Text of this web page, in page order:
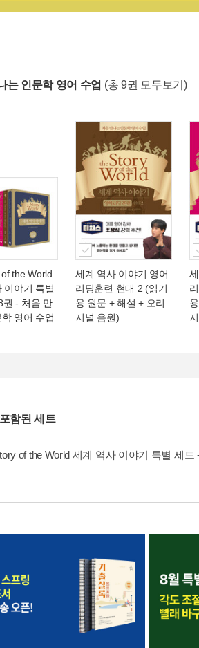
는 인문학 영어 수업 (총 9권 모두보기)
the World
이야기 특별
권 - 처음 만
영어 수업
세계 역사 이야기 영어
리딩훈련 현대 2 (읽기
용 원문 + 해설 + 오리
지널 음원)
함된 세트
of the World 세계 역사 이야기 특별 세